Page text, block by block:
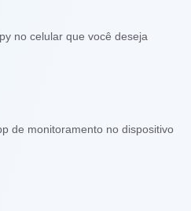
no celular que você deseja
de monitoramento no dispositivo